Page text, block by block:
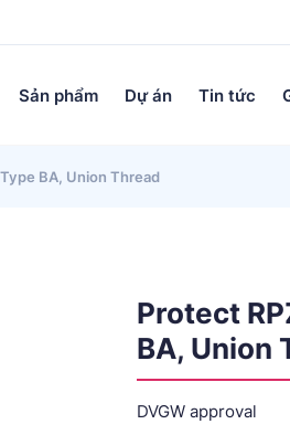
Sản phẩm Dự án Tin tức
BA, Union Thread
Protect
BA, Union
DVGW approval